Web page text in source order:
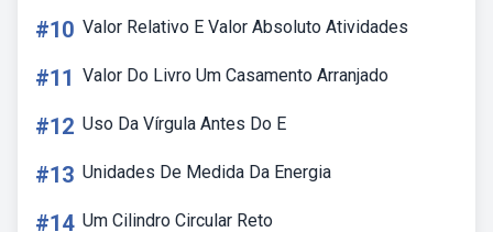
#10 Valor Relativo E Valor Absoluto Atividades
#11 Valor Do Livro Um Casamento Arranjado
#12 Uso Da Vírgula Antes Do E
#13 Unidades De Medida Da Energia
#14 Um Cilindro Circular Reto